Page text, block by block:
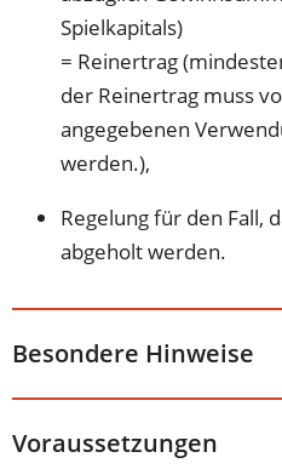
Spielkapitals)
= Reinertrag
der Reinertrag muss
angegebenen
werden.),
Regelung für den Fall,
abgeholt werden.
Besondere Hinweise
Voraussetzungen